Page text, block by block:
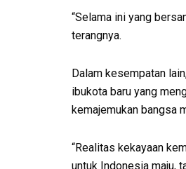
“Selama ini yang
terangnya.
Dalam kesempatan
ibukota baru yang
kemajemukan bangsa
“Realitas kekayaan
untuk Indonesia maju,